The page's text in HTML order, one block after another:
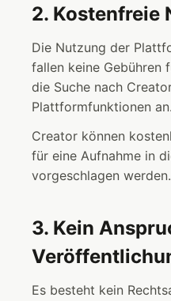
2. Kostenfreie
Die Nutzung der
fallen keine Gebühren
die Suche nach
Plattformfunktionen an.
Creator können
für eine Aufnahme in
vorgeschlagen werden.
3. Kein
Es besteht kein